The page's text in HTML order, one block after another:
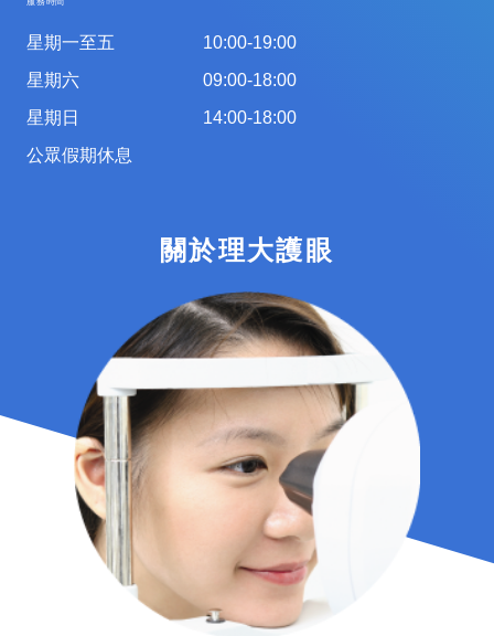
星期一至五
星期六
星期日
公眾假期休息
10:00-19:00
09:00-18:00
14:00-18:00
關於理大護眼